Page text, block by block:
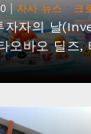
| 자사 뉴스 크
자자의 날
오바오 딜즈,